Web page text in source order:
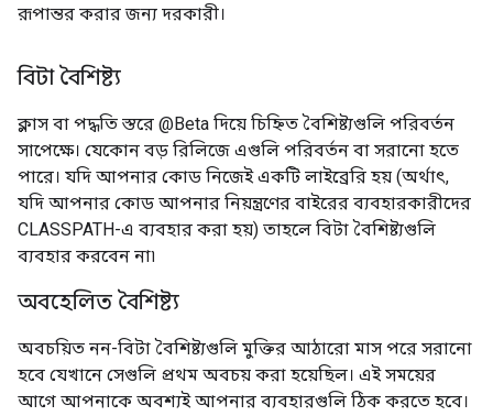
রূপান্তর করার জন্য দরকারী।
বিটা বৈশিষ্ট্য
ক্লাস বা পদ্ধতি স্তরে @Beta দিয়ে চিহ্নিত বৈশিষ্ট্যগুলি পরিবর্তন
সাপেক্ষে। যেকোন বড় রিলিজে এগুলি পরিবর্তন বা সরানো হতে
পারে। যদি আপনার কোড নিজেই একটি লাইব্রেরি হয় (অর্থাৎ,
যদি আপনার কোড আপনার নিয়ন্ত্রণের বাইরের ব্যবহারকারীদের
CLASSPATH-এ ব্যবহার করা হয়) তাহলে বিটা বৈশিষ্ট্যগুলি
ব্যবহার করবেন না৷
অবহেলিত বৈশিষ্ট্য
অবচয়িত নন-বিটা বৈশিষ্ট্যগুলি মুক্তির আঠারো মাস পরে সরানো
হবে যেখানে সেগুলি প্রথম অবচয় করা হয়েছিল। এই সময়ের
আগে আপনাকে অবশ্যই আপনার ব্যবহারগুলি ঠিক করতে হবে।